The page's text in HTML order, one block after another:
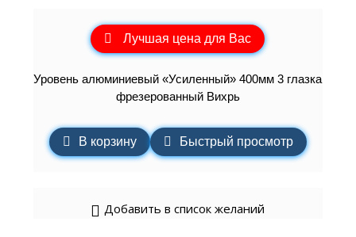
Лучшая цена для Вас
Уровень алюминиевый «Усиленный» 400мм 3 глазка
фрезерованный Вихрь
В корзину Быстрый просмотр
Добавить в список желаний